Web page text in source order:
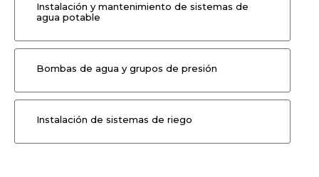
Instalación y mantenimiento de sistemas de
agua potable
Bombas de agua y grupos de presión
Instalación de sistemas de riego